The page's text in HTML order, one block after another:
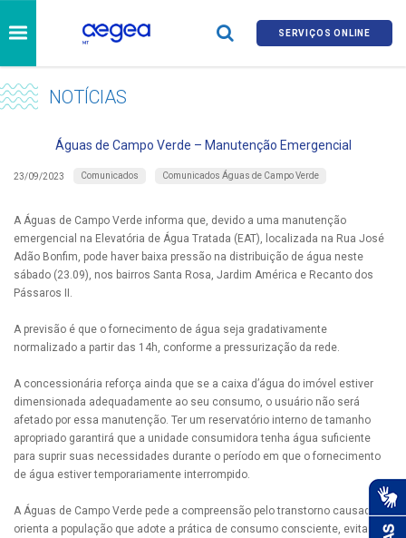
SERVIÇOS ONLINE
NOTÍCIAS
Águas de Campo Verde – Manutenção Emergencial
23/09/2023 Comunicados Comunicados Águas de Campo Verde
A Águas de Campo Verde informa que, devido a uma manutenção
emergencial na Elevatória de Água Tratada (EAT), localizada na Rua José
Adão Bonfim, pode haver baixa pressão na distribuição de água neste
sábado (23.09), nos bairros Santa Rosa, Jardim América e Recanto dos
Pássaros II.
A previsão é que o fornecimento de água seja gradativamente
normalizado a partir das 14h, conforme a pressurização da rede.
A concessionária reforça ainda que se a caixa d’água do imóvel estiver
dimensionada adequadamente ao seu consumo, o usuário não será
afetado por essa manutenção. Ter um reservatório interno de tamanho
apropriado garantirá que a unidade consumidora tenha água suficiente
para suprir suas necessidades durante o período em que o fornecimento
de água estiver temporariamente interrompido.
A Águas de Campo Verde pede a compreensão pelo transtorno causado e
orienta a população que adote a prática de consumo consciente, evitando